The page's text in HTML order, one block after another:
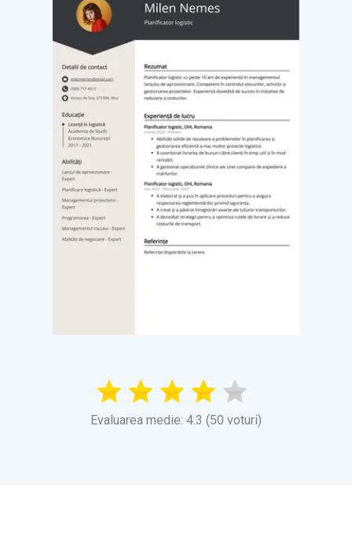
Evaluarea medie: 4.3 (50 voturi)